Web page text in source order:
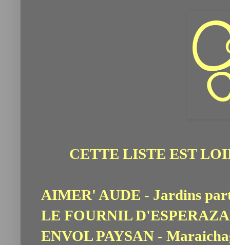
CETTE LISTE EST
AIMER' AUDE - Jardins
LE FOURNIL
ENVOL PAYSAN -